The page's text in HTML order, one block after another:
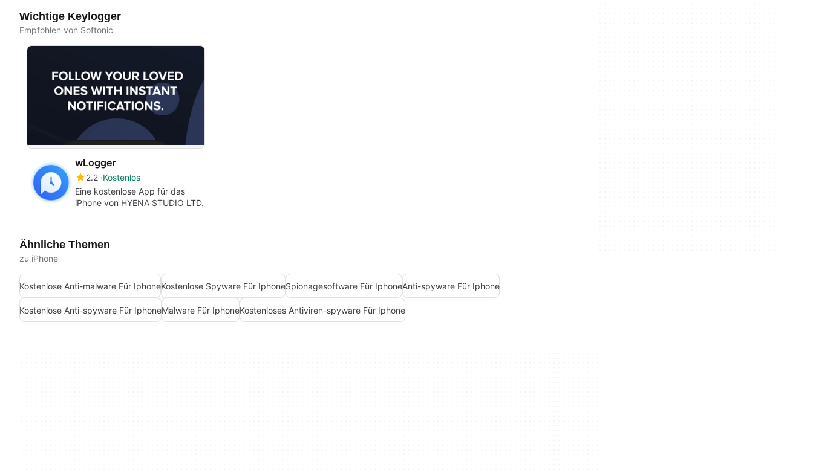
Wichtige Keylogger
Empfohlen von Softonic
wLogger
2.2 Kostenlos
Eine kostenlose App für das
iPhone von HYENA STUDIO LTD.
Ähnliche Themen
zu iPhone
Kostenlose Anti-malware Für IphoneKostenlose Spyware Für IphoneSpionagesoftware Für IphoneAnti-spyware Für Iphone
Kostenlose Anti-spyware Für IphoneMalware Für IphoneKostenloses Antiviren-spyware Für Iphone